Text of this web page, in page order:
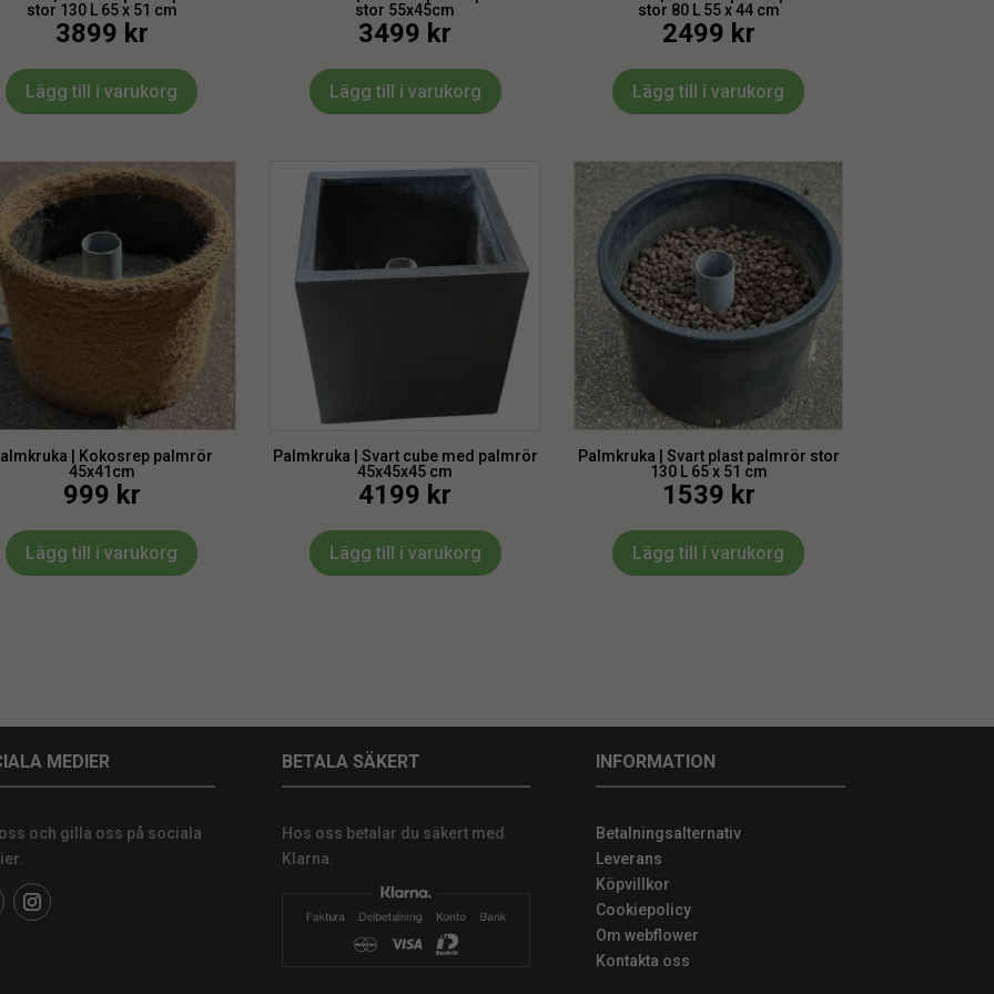
stor 130 L 65 x 51 cm
3899 kr
Lägg till i varukorg
stor 55x45cm
3499 kr
Lägg till i varukorg
stor 80 L 55 x 44 cm
2499 kr
Lägg till i varukorg
| Kokosrep palmrör
45x41cm
999 kr
Lägg till i varukorg
Palmkruka | Svart cube med palmrör
45x45x45 cm
4199 kr
Lägg till i varukorg
Palmkruka | Svart plast palmrör stor
130 L 65 x 51 cm
1539 kr
Lägg till i varukorg
MEDIER
och gilla oss på sociala
BETALA SÄKERT
Hos oss betalar du säkert med
Klarna.
INFORMATION
Betalningsalternativ
Leverans
Köpvillkor
Cookiepolicy
Om webflower
Kontakta oss